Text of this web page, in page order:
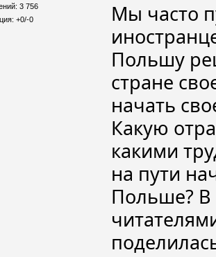
3 756
+0/-0
Мы часто
Польшу
стране
начать
Какую
какими
на пути
Польше? В